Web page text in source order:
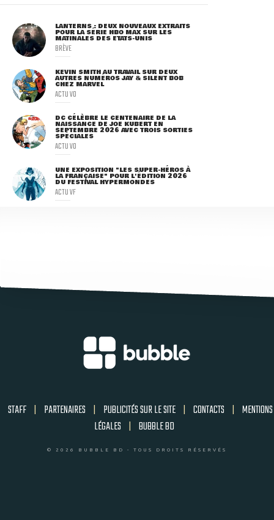
LANTERNS : DEUX NOUVEAUX EXTRAITS
POUR LA SÉRIE HBO MAX SUR LES
MATINALES DES ETATS-UNIS
BRÈVE
KEVIN SMITH AU TRAVAIL SUR DEUX
AUTRES NUMÉROS JAY & SILENT BOB
CHEZ MARVEL
ACTU VO
DC CÉLÈBRE LE CENTENAIRE DE LA
NAISSANCE DE JOE KUBERT EN
SEPTEMBRE 2026 AVEC TROIS SORTIES
SPÉCIALES
ACTU VO
UNE EXPOSITION "LES SUPER-HÉROS À
LA FRANÇAISE" POUR L'ÉDITION 2026
DU FESTIVAL HYPERMONDES
ACTU VF
STAFF | PARTENAIRES | PUBLICITÉS SUR LE SITE | CONTACTS | MENTIONS
LÉGALES | BUBBLE BD
© 2026 BUBBLE BD - TOUS DROITS RÉSERVÉS